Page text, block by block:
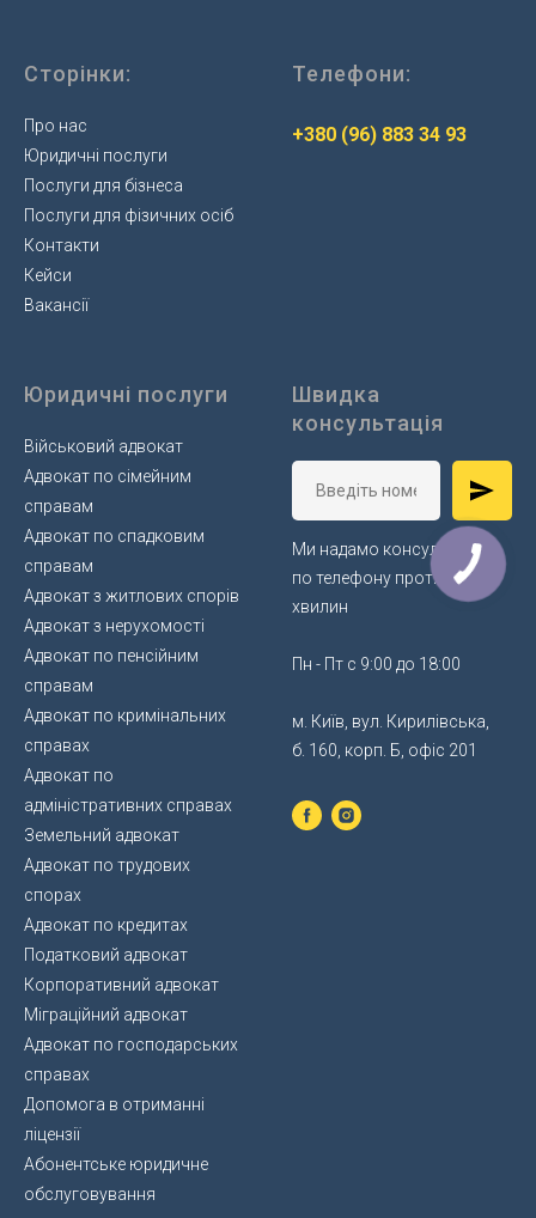
Сторінки:
Про нас
Юридичні послуги
Послуги для бізнеса
Послуги для фізичних осіб
Контакти
Кейси
Вакансії
Телефони:
+380 (96) 883 34 93
Юридичні послуги
Військовий адвокат
Адвокат по сімейним
справам
Адвокат по спадковим
справам
Адвокат з житлових спорів
Адвокат з нерухомості
Адвокат по пенсійним
справам
Адвокат по кримінальних
справах
Адвокат по
адміністративних справах
Земельний адвокат
Адвокат по трудових
спорах
Адвокат по кредитах
Податковий адвокат
Корпоративний адвокат
Міграційний адвокат
Адвокат по господарських
справах
Допомога в отриманні
ліцензії
Абонентське юридичне
обслуговування
Швидка
консультація
Ми надамо консультацію
по телефону протягом 5
хвилин
Пн - Пт с 9:00 до 18:00
м. Київ, вул. Кирилівська,
б. 160, корп. Б, офіс 201